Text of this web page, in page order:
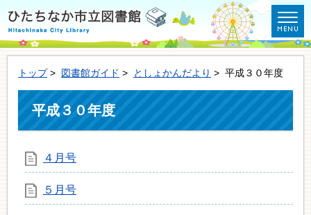
トップ> 図書館ガイド > としょかんだより > 平成３０年度
平成３０年度
４月号
５月号